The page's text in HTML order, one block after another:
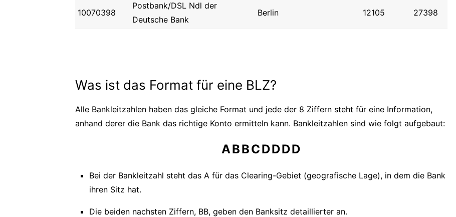
10070398
Postbank/DSL Ndl der
Deutsche Bank
Berlin 12105 27398
Was ist das Format für eine BLZ?
Alle Bankleitzahlen haben das gleiche Format und jede der 8 Ziffern steht für eine Information,
anhand derer die Bank das richtige Konto ermitteln kann. Bankleitzahlen sind wie folgt aufgebaut:
ABBCDDDD
Bei der Bankleitzahl steht das A für das Clearing-Gebiet (geografische Lage), in dem die Bank
ihren Sitz hat.
Die beiden nachsten Ziffern, BB, geben den Banksitz detaillierter an.